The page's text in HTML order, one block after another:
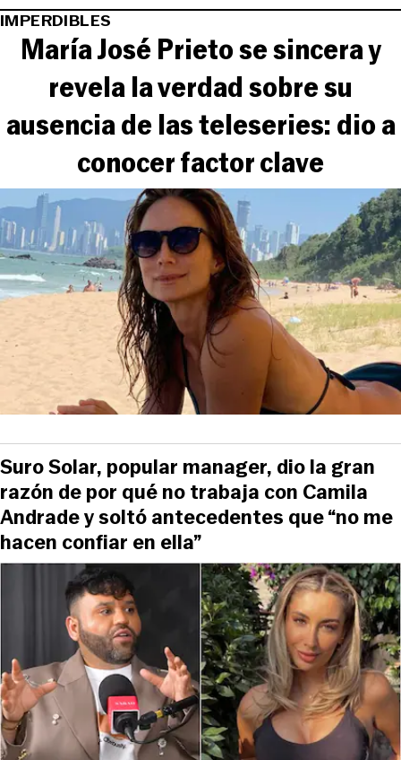
IMPERDIBLES
María José Prieto se sincera y
revela la verdad sobre su
ausencia de las teleseries: dio a
conocer factor clave
Suro Solar, popular manager, dio la gran
razón de por qué no trabaja con Camila
Andrade y soltó antecedentes que “no me
hacen confiar en ella”